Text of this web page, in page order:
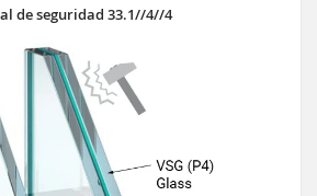
de seguridad 33.1//4//4